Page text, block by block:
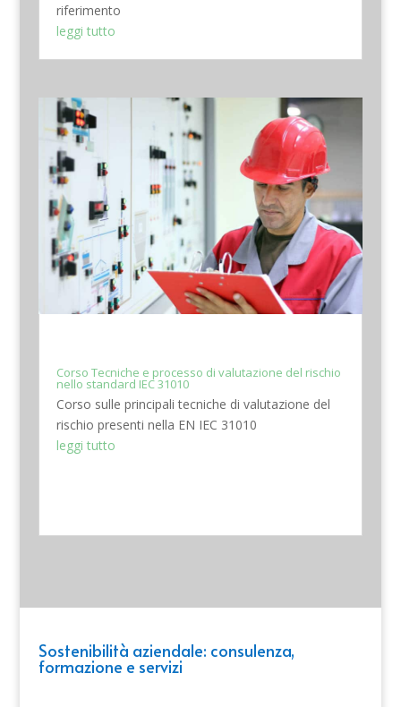
riferimento
leggi tutto
Corso Tecniche e processo di valutazione del rischio
nello standard IEC 31010
Corso sulle principali tecniche di valutazione del
rischio presenti nella EN IEC 31010
leggi tutto
Sostenibilità aziendale: consulenza,
formazione e servizi